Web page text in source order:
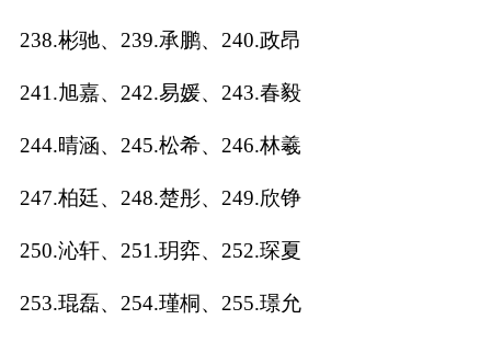
238.彬驰、239.承鹏、240.政昂
241.旭嘉、242.易媛、243.春毅
244.晴涵、245.松希、246.林羲
247.柏廷、248.楚彤、249.欣铮
250.沁轩、251.玥弈、252.琛夏
253.琨磊、254.瑾桐、255.璟允